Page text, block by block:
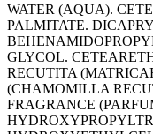
WATER (AQUA).
PALMITATE.
GLYCOL.
RECUTITA
(CHAMOMILLA
FRAGRANCE